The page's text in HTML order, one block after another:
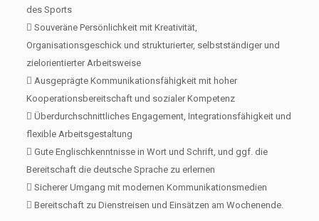
des Sports
 Souveräne Persönlichkeit mit Kreativität,
Organisationsgeschick und strukturierter, selbstständiger und
zielorientierter Arbeitsweise
 Ausgeprägte Kommunikationsfähigkeit mit hoher
Kooperationsbereitschaft und sozialer Kompetenz
 Überdurchschnittliches Engagement, Integrationsfähigkeit und
flexible Arbeitsgestaltung
 Gute Englischkenntnisse in Wort und Schrift, und ggf. die
Bereitschaft die deutsche Sprache zu erlernen
 Sicherer Umgang mit modernen Kommunikationsmedien
 Bereitschaft zu Dienstreisen und Einsätzen am Wochenende.